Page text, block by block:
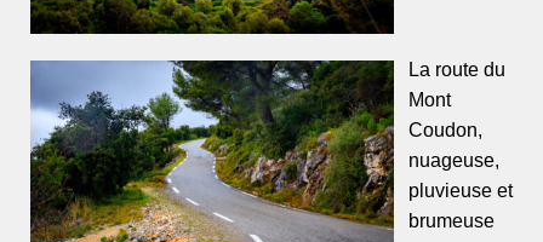
La route du
Mont
Coudon,
nuageuse,
pluvieuse et
brumeuse